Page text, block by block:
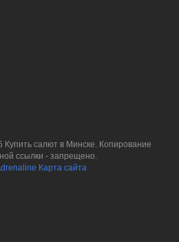
салют в Минске. Копирование
ссылки - запрещено.
Карта сайта